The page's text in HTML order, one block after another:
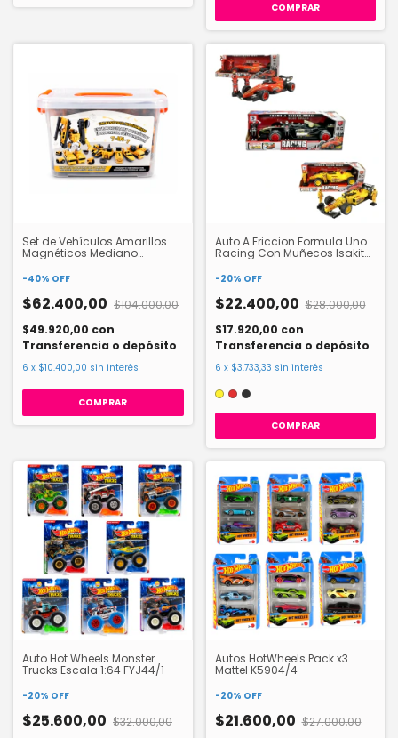
COMPRAR
Set de Vehículos Amarillos
Magnéticos Mediano
-40% OFF
$62.400,00 $104.000,00
$49.920,00 con
Transferencia o depósito
6 x $10.400,00 sin interés
Auto A Friccion Formula Uno
Racing Con Muñecos Isakito
-20% OFF
$22.400,00 $28.000,00
$17.920,00 con
Transferencia o depósito
6 x $3.733,33 sin interés
COMPRAR
Auto Hot Wheels Monster
Trucks Escala 1:64 FYJ44/1
-20% OFF
$25.600,00 $32.000,00
Autos HotWheels Pack x3
Mattel K5904/4
-20% OFF
$21.600,00 $27.000,00